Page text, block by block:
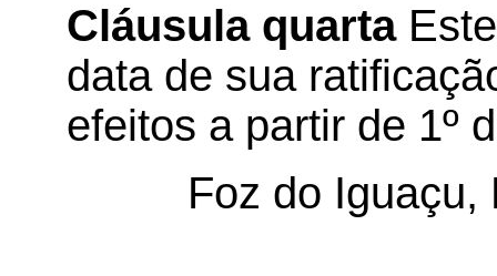
Cláusula quartaEste
data de sua
efeitos a partir de 1º
Foz do Iguaçu,